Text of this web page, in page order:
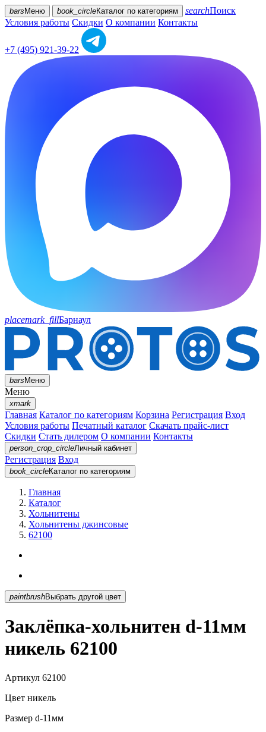
bars Меню book_circleКаталог по категориям searchПоиск
Условия работы Скидки О компании Контакты
+7 (495) 921-39-22
placemark_fillБарнаул
barsМеню
Меню
xmark
Главная Каталог по категориям Корзина Регистрация Вход
Условия работы Печатный каталог Скачать прайс-лист
Скидки Стать дилером О компании Контакты
person_crop_circleЛичный кабинет
Регистрация Вход
book_circleКаталог по категориям
Главная
Каталог
Хольнитены
Хольнитены джинсовые
62100
paintbrush Выбрать другой цвет
Заклёпка-хольнитен d-11мм
никель 62100
Артикул 62100
Цвет никель
Размер d-11мм